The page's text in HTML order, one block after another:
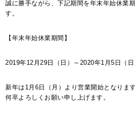
誠に勝手ながら、下記期間を年末年始休業
す。
【年末年始休業期間】
2019年12月29日（日）～2020年1月5日（日
新年は1月6日（月）より営業開始となります
何卒よろしくお願い申し上げます。